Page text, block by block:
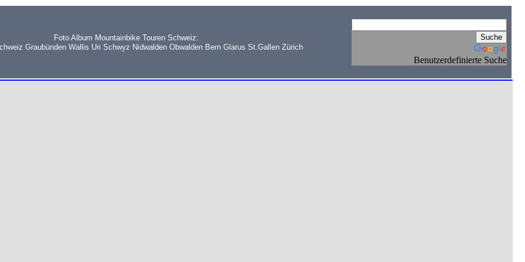
Foto Album Mountainbike Touren Schweiz:
Graubünden Wallis Uri Schwyz Nidwalden Obwalden Bern Glarus St.Gallen Zürich
Benutzerdefinierte Suche